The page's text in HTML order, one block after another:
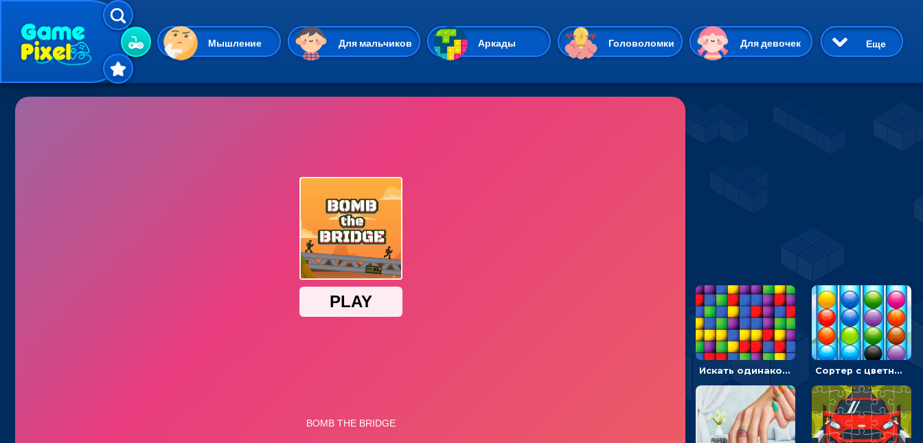
Мышление Для мальчиков Аркады Головоломки Для девочек
Гиперказуальные Казуальные Веселые 3D Приключения
Пасьянс
Еще
Искать одинаковые блоки и убирать их - головоломка на внимание Сортер с цветными шариками: размещать в колбах по цвету